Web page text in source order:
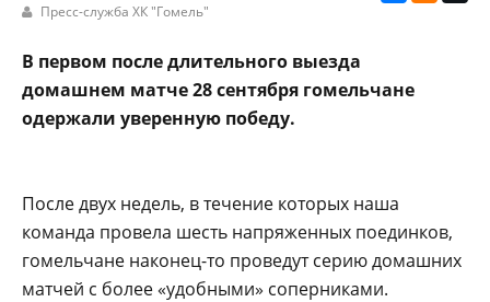
Пресс-служба ХК "Гомель"
В первом после длительного выезда
домашнем матче 28 сентября гомельчане
одержали уверенную победу.
После двух недель, в течение которых наша
команда провела шесть напряженных поединков,
гомельчане наконец-то проведут серию домашних
матчей с более «удобными» соперниками.